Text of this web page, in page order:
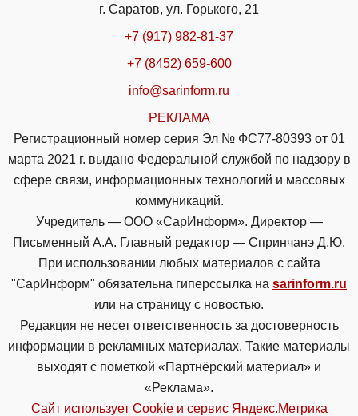
г. Саратов, ул. Горького, 21
+7 (917) 982-81-37
+7 (8452) 659-600
info@sarinform.ru
РЕКЛАМА
Регистрационный номер серия Эл № ФС77-80393 от 01
марта 2021 г. выдано Федеральной службой по надзору в
сфере связи, информационных технологий и массовых
коммуникаций.
Учредитель — ООО «СарИнформ». Директор —
Письменный А.А. Главный редактор — Спринчанэ Д.Ю.
При использовании любых материалов с сайта
"СарИнформ" обязательна гиперссылка на sarinform.ru
или на страницу с новостью.
Редакция не несет ответственность за достоверность
информации в рекламных материалах. Такие материалы
выходят с пометкой «Партнёрский материал» и
«Реклама».
Сайт использует Cookie и сервиc Яндекс.Метрика